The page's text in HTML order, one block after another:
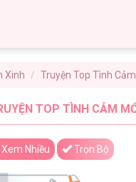
Xinh Truyện Top Tình Cảm
TOP TÌNH CẢM
Xem Nhiều Trọn Bộ